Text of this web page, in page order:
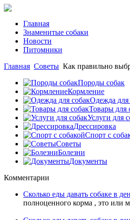
Главная
Знаменитые собаки
Новости
Питомники
Главная Советы Как правильно
Породы собак
Кормление
Одежда для
Товары для
Услуги для
Дрессировка
Спорт с
Советы
Болезни
Документы
Комментарии
Сколько еды давать собаке в
полноценного корма , это или